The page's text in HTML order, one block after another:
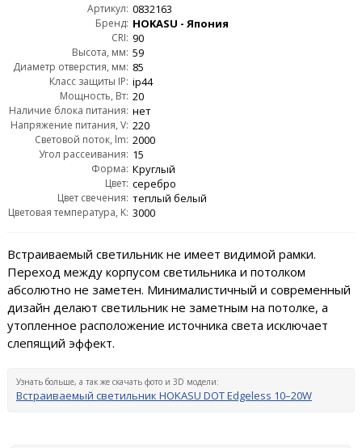
Артикул: 0832163
Бренд: HOKASU - Япония
CRI: 90
Высота, мм: 59
Диаметр отверстия, мм: 85
Класс защиты IP: ip44
Мощность, Вт: 20
Наличие блока питания: нет
Напряжение питания, V: 220
Световой поток, lm: 2000
Угол рассеивания: 15
Форма: Круглый
Цвет: серебро
Цвет свечения: теплый белый
Цветовая температура, K: 3000
Встраиваемый светильник не имеет видимой рамки.
Переход между корпусом светильника и потолком
абсолютно не заметен. Минималистичный и современный
дизайн делают светильник не заметным на потолке, а
утопленное расположение источника света исключает
слепящий эффект.
Узнать больше, а так же скачать фото и 3D модели:
Встраиваемый светильник HOKASU DOT Edgeless 10–20W